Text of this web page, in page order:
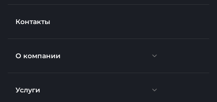
Контакты
О компании
Новости
Услуги